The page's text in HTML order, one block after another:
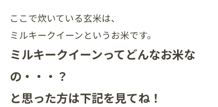
ここで炊いている玄米は、
ミルキークイーンというお米です。
ミルキークイーンってどんなお米な
の・・・？
と思った方は下記を見てね！